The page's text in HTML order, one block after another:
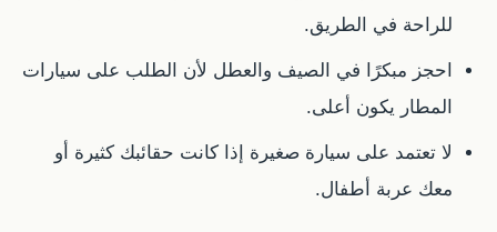
للراحة في الطريق.
احجز مبكرًا في الصيف والعطل لأن الطلب على سيارات
المطار يكون أعلى.
لا تعتمد على سيارة صغيرة إذا كانت حقائبك كثيرة أو
معك عربة أطفال.